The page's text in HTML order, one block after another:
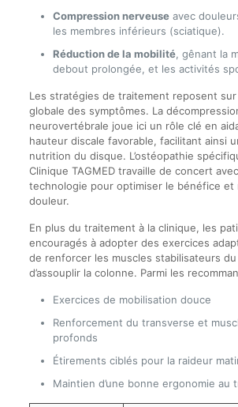
Compression nerveuseavec
les membres inférieurs (sciatique).
Réduction de la mobilité, gênant la
debout prolongée, et les activités
Les stratégies de traitement reposent
globale des symptômes. La
neurovertébrale joue ici un rôle clé en
hauteur discale favorable, facilitant ainsi
nutrition du disque. L’ostéopathie
Clinique TAGMED travaille de concert
technologie pour optimiser le bénéfice et
douleur.
En plus du traitement à la clinique, les
encouragés à adopter des exercices
de renforcer les muscles stabilisateurs
d’assouplir la colonne. Parmi les
Exercices de mobilisation douce
Renforcement du transverse et
profonds
Étirements ciblés pour la raideur
Maintien d’une bonne ergonomie au